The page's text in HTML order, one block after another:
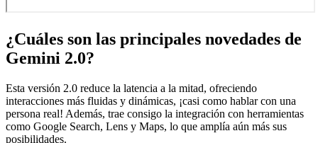
¿Cuáles son las principales novedades de
Gemini 2.0?
Esta versión 2.0 reduce la latencia a la mitad, ofreciendo
interacciones más fluidas y dinámicas, ¡casi como hablar con una
persona real! Además, trae consigo la integración con herramientas
como Google Search, Lens y Maps, lo que amplía aún más sus
posibilidades.